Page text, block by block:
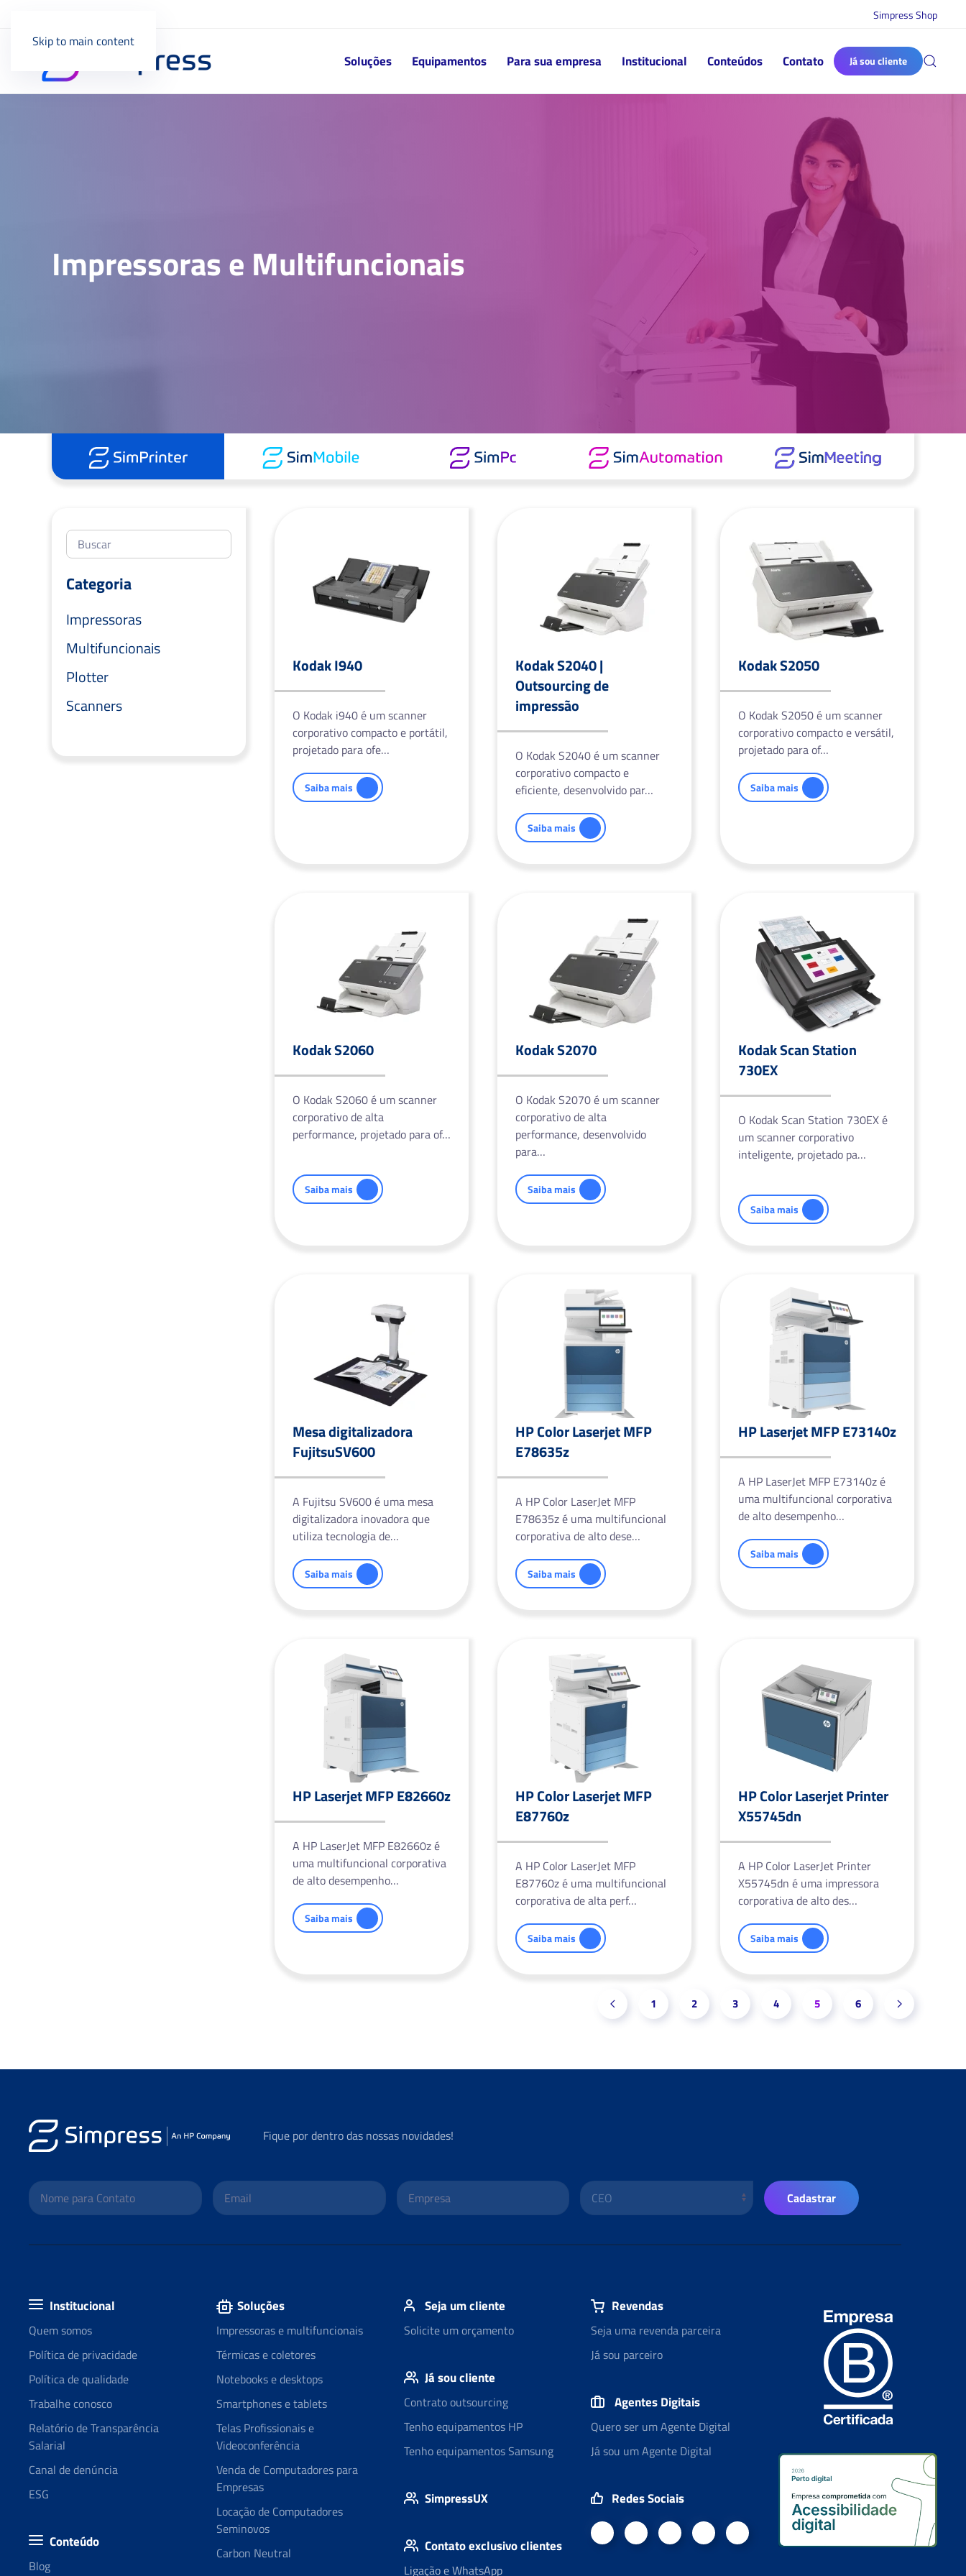
Skip to main content
Simpress Shop
Soluções Equipamentos Para sua empresa Institucional Conteúdos Contato Já sou cliente
Impressoras e Multifuncionais
Categoria
Impressoras
Multifuncionais
Plotter
Scanners
Kodak I940
O Kodak i940 é um scanner
corporativo compacto e portátil,
projetado para ofe…
Saiba mais
Kodak S2040 |
Outsourcing de
impressão
O Kodak S2040 é um scanner
corporativo compacto e
eficiente, desenvolvido par…
Saiba mais
Kodak S2050
O Kodak S2050 é um scanner
corporativo compacto e versátil,
projetado para of…
Saiba mais
Kodak S2060
O Kodak S2060 é um scanner
corporativo de alta
performance, projetado para of…
Saiba mais
Kodak S2070
O Kodak S2070 é um scanner
corporativo de alta
performance, desenvolvido
para…
Saiba mais
Kodak Scan Station
730EX
O Kodak Scan Station 730EX é
um scanner corporativo
inteligente, projetado pa…
Saiba mais
Mesa digitalizadora
FujitsuSV600
A Fujitsu SV600 é uma mesa
digitalizadora inovadora que
utiliza tecnologia de…
Saiba mais
HP Color Laserjet MFP
E78635z
A HP Color LaserJet MFP
E78635z é uma multifuncional
corporativa de alto dese…
Saiba mais
HP Laserjet MFP E73140z
A HP LaserJet MFP E73140z é
uma multifuncional corporativa
de alto desempenho…
Saiba mais
HP Laserjet MFP E82660z
A HP LaserJet MFP E82660z é
uma multifuncional corporativa
de alto desempenho…
Saiba mais
HP Color Laserjet MFP
E87760z
A HP Color LaserJet MFP
E87760z é uma multifuncional
corporativa de alta perf…
Saiba mais
HP Color Laserjet Printer
X55745dn
A HP Color LaserJet Printer
X55745dn é uma impressora
corporativa de alto des…
Saiba mais
1 2 3 4 5 6
Fique por dentro das nossas novidades!
Cadastrar
Institucional
Quem somos
Política de privacidade
Política de qualidade
Trabalhe conosco
Relatório de Transparência
Salarial
Canal de denúncia
ESG
Conteúdo
Blog
Soluções
Impressoras e multifuncionais
Térmicas e coletores
Notebooks e desktops
Smartphones e tablets
Telas Profissionais e
Videoconferência
Venda de Computadores para
Empresas
Locação de Computadores
Seminovos
Carbon Neutral
Seja um cliente
Solicite um orçamento
Já sou cliente
Contrato outsourcing
Tenho equipamentos HP
Tenho equipamentos Samsung
SimpressUX
Contato exclusivo clientes
Ligação e WhatsApp
Revendas
Seja uma revenda parceira
Já sou parceiro
Agentes Digitais
Quero ser um Agente Digital
Já sou um Agente Digital
Redes Sociais